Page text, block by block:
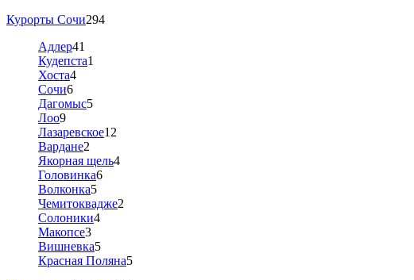
Курорты Сочи294
Адлер41
Кудепста1
Хоста4
Сочи6
Дагомыс5
Лоо9
Лазаревское12
Вардане2
Якорная щель4
Головинка6
Волконка5
Чемитоквадже2
Солоники4
Макопсе3
Вишневка5
Красная Поляна5